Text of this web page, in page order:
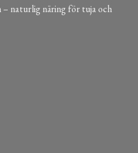
– naturlig näring för tuja och